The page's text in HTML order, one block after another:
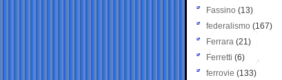
Fassino (13)
federalismo (167)
Ferrara (21)
Ferretti (6)
ferrovie (133)